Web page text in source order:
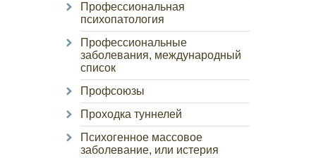
Профессиональная
психопатология
Профессиональные
заболевания, международный
список
Профсоюзы
Проходка туннелей
Психогенное массовое
заболевание, или истерия